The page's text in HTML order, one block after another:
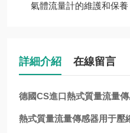
氣體流量計的維護和保
詳細介紹 在線留言
德國CS進口熱式質量流量
熱式質量流量傳感器用于壓